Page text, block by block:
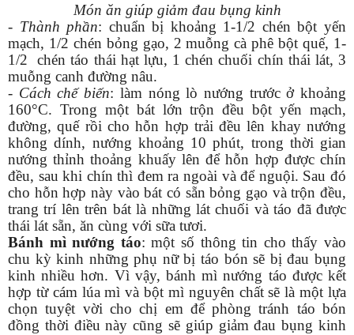
Món ăn giúp giảm đau bụng kinh
- Thành phần: chuẩn bị khoảng 1-1/2 chén bột yến
mạch, 1/2 chén bỏng gạo, 2 muỗng cà phê bột quế, 1-
1/2 chén táo thái hạt lựu, 1 chén chuối chín thái lát, 3
muỗng canh đường nâu.
- Cách chế biến: làm nóng lò nướng trước ở khoảng
160°C. Trong một bát lớn trộn đều bột yến mạch,
đường, quế rồi cho hỗn hợp trải đều lên khay nướng
không dính, nướng khoảng 10 phút, trong thời gian
nướng thỉnh thoảng khuấy lên để hỗn hợp được chín
đều, sau khi chín thì đem ra ngoài và để nguội. Sau đó
cho hỗn hợp này vào bát có sẵn bỏng gạo và trộn đều,
trang trí lên trên bát là những lát chuối và táo đã được
thái lát sẵn, ăn cùng với sữa tươi.
Bánh mì nướng táo: một số thông tin cho thấy vào
chu kỳ kinh những phụ nữ bị táo bón sẽ bị đau bụng
kinh nhiều hơn. Vì vậy, bánh mì nướng táo được kết
hợp từ cám lúa mì và bột mì nguyên chất sẽ là một lựa
chọn tuyệt vời cho chị em để phòng tránh táo bón
đồng thời điều này cũng sẽ giúp giảm đau bụng kinh